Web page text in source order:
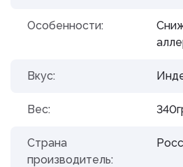
Особенности:
Вкус:
Вес:
Страна
производитель: